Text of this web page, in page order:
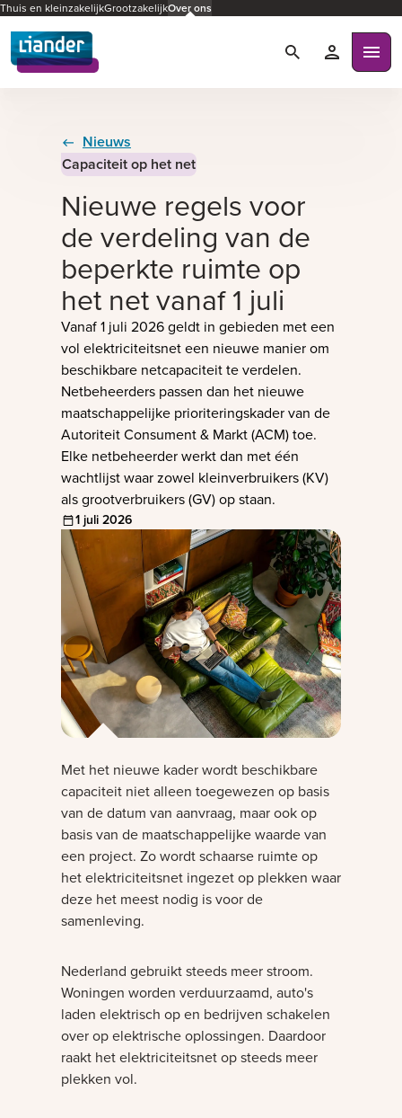
Thuis en kleinzakelijkGrootzakelijkOver ons
ZoekenMijn
Nieuws
Capaciteit op het net
Nieuwe regels voor
de verdeling van de
beperkte ruimte op
het net vanaf 1 juli
Vanaf 1 juli 2026 geldt in gebieden met een
vol elektriciteitsnet een nieuwe manier om
beschikbare netcapaciteit te verdelen.
Netbeheerders passen dan het nieuwe
maatschappelijke prioriteringskader van de
Autoriteit Consument & Markt (ACM) toe.
Elke netbeheerder werkt dan met één
wachtlijst waar zowel kleinverbruikers (KV)
als grootverbruikers (GV) op staan.
1 juli 2026
Met het nieuwe kader wordt beschikbare
capaciteit niet alleen toegewezen op basis
van de datum van aanvraag, maar ook op
basis van de maatschappelijke waarde van
een project. Zo wordt schaarse ruimte op
het elektriciteitsnet ingezet op plekken waar
deze het meest nodig is voor de
samenleving.
Nederland gebruikt steeds meer stroom.
Woningen worden verduurzaamd, auto's
laden elektrisch op en bedrijven schakelen
over op elektrische oplossingen. Daardoor
raakt het elektriciteitsnet op steeds meer
plekken vol.